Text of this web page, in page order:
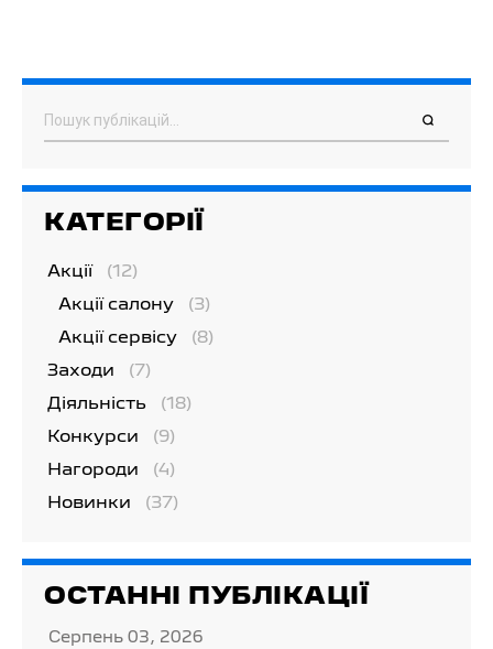
КАТЕГОРІЇ
Акції (12)
Акції салону (3)
Акції сервісу (8)
Заходи (7)
Діяльність (18)
Конкурси (9)
Нагороди (4)
Новинки (37)
ОСТАННІ ПУБЛІКАЦІЇ
Серпень 03, 2026